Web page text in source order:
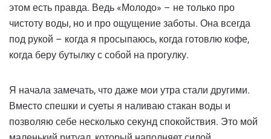
этом есть правда. Ведь «Молодо» – не только про
чистоту воды, но и про ощущение заботы. Она всегда
под рукой – когда я просыпаюсь, когда готовлю кофе,
когда беру бутылку с собой на прогулку.
Я начала замечать, что даже мои утра стали другими.
Вместо спешки и суеты я наливаю стакан воды и
позволяю себе несколько секунд спокойствия. Это мой